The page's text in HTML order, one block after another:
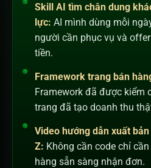
Skill AI tìm chân dung
lực: AI mình dùng mỗi
người cần phục vụ và
tiền.
Framework trang bán
Framework đã được kiểm
trang đã tạo doanh thu
Video hướng dẫn xuất
Z: Không cần code chỉ
hàng sẵn sàng nhận đơn.